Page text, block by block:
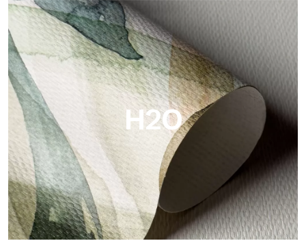
Metal
Metal ist die metallische Tapete von Tecnografica, mit
einzigartigen metallischen Reflexen, die Gold-, Silber-, Kupfer-
und satte Farben hervorheben.
H2O